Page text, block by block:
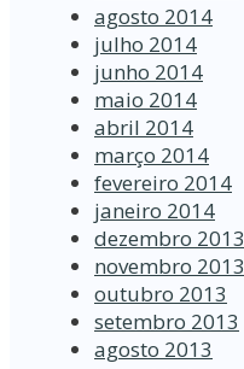
agosto 2014
julho 2014
junho 2014
maio 2014
abril 2014
março 2014
fevereiro 2014
janeiro 2014
dezembro 2013
novembro 2013
outubro 2013
setembro 2013
agosto 2013